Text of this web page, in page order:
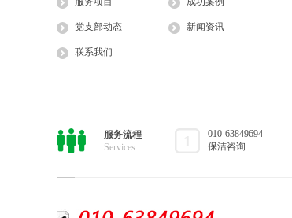
党支部动态 新闻资讯
联系我们
服务流程
Services
010-63849694
保洁咨询